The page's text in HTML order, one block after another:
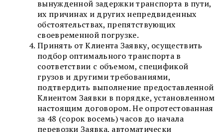
вынужденной задержки транспорта в пути,
их причинах и других непредвиденных
обстоятельствах, препятствующих
своевременной погрузке.
Принять от Клиента Заявку, осуществить
подбор оптимального транспорта в
соответствии с объемом, спецификой
грузов и другими требованиями,
подтвердить выполнение предоставленной
Клиентом Заявки в порядке, установленном
настоящим договором. Не опротестованная
за 48 (сорок восемь) часов до начала
перевозки Заявка, автоматически